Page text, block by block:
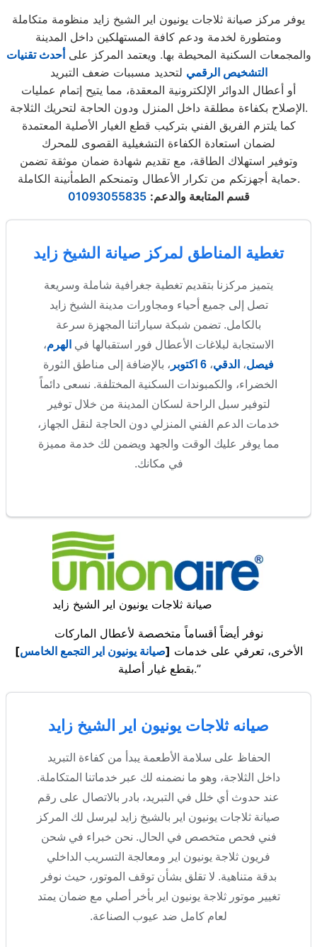
يوفر مركز صيانة ثلاجات يونيون اير الشيخ زايد منظومة متكاملة
ومتطورة لخدمة ودعم كافة المستهلكين داخل المدينة
والمجمعات السكنية المحيطة بها. ويعتمد المركز على أحدث تقنيات
التشخيص الرقمي لتحديد مسببات ضعف التبريد
أو أعطال الدوائر الإلكترونية المعقدة، مما يتيح إتمام عمليات
الإصلاح بكفاءة مطلقة داخل المنزل ودون الحاجة لتحريك الثلاجة.
كما يلتزم الفريق الفني بتركيب قطع الغيار الأصلية المعتمدة
لضمان استعادة الكفاءة التشغيلية القصوى للمحرك
وتوفير استهلاك الطاقة، مع تقديم شهادة ضمان موثقة تضمن
حماية أجهزتكم من تكرار الأعطال وتمنحكم الطمأنينة الكاملة.
قسم المتابعة والدعم:
01093055835
تغطية المناطق لمركز صيانة الشيخ زايد
يتميز مركزنا بتقديم تغطية جغرافية شاملة وسريعة
تصل إلى جميع أحياء ومجاورات مدينة الشيخ زايد
بالكامل. تضمن شبكة سياراتنا المجهزة سرعة
الاستجابة لبلاغات الأعطال فور استقبالها في الهرم،
فيصل، الدقي، 6 اكتوبر
، بالإضافة إلى مناطق الثورة
الخضراء، والكمبوندات السكنية المختلفة. نسعى دائماً
لتوفير سبل الراحة لسكان المدينة من خلال توفير
خدمات الدعم الفني المنزلي دون الحاجة لنقل الجهاز،
مما يوفر عليك الوقت والجهد ويضمن لك خدمة مميزة
في مكانك.
صيانة ثلاجات يونيون اير الشيخ زايد
نوفر أيضاً أقساماً متخصصة لأعطال الماركات
الأخرى، تعرفي على خدمات [صيانة يونيون اير التجمع الخامس]
بقطع غيار أصلية.”
صيانه ثلاجات يونيون اير الشيخ زايد
الحفاظ على سلامة الأطعمة يبدأ من كفاءة التبريد
داخل الثلاجة، وهو ما نضمنه لك عبر خدماتنا المتكاملة.
عند حدوث أي خلل في التبريد، بادر بالاتصال على رقم
صيانة ثلاجات يونيون اير بالشيخ زايد ليرسل لك المركز
فني فحص متخصص في الحال. نحن خبراء في شحن
فريون ثلاجة يونيون اير ومعالجة التسريب الداخلي
بدقة متناهية. لا تقلق بشأن توقف الموتور، حيث نوفر
تغيير موتور ثلاجة يونيون اير بأخر أصلي مع ضمان يمتد
لعام كامل ضد عيوب الصناعة.